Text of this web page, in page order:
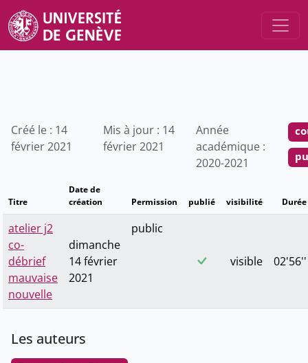
Créé le : 14
février 2021
Mis à jour : 14
février 2021
Année
académique :
2020-2021
Titre
Date de
création
Permission publié visibilité Durée
atelier j2
co-
débrief
mauvaise
nouvelle
dimanche
14 février
2021
public
visible 02'56''
Les auteurs